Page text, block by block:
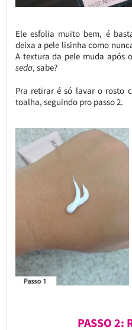
Ele esfolia muito bem, é
deixa a pele lisinha como
A textura da pele muda após
seda, sabe?
Pra retirar é só lavar o rosto
toalha, seguindo pro passo 2.
PASSO 2: